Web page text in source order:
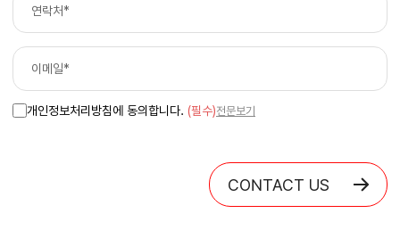
개인정보처리방침에 동의합니다. (필수)전문보기
CONTACT US